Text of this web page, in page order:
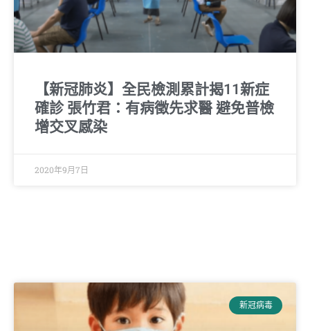
【新冠肺炎】全民檢測累計揭11新症
確診 張竹君：有病徵先求醫 避免普檢
增交叉感染
2020年9月7日
新冠病毒